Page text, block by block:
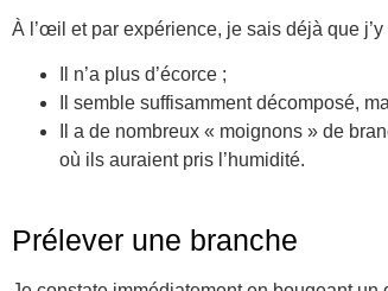
À l’œil et par expérience, je sais déjà que
Il n’a plus d’écorce ;
Il semble suffisamment décomposé,
Il a de nombreux « moignons » de
où ils auraient pris l’humidité.
Prélever une branche